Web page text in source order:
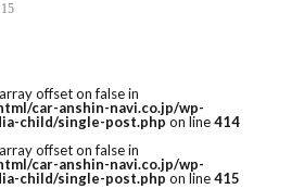
offset on false in
car-anshin-navi.co.jp/wp-
child/single-post.php on line414
offset on false in
car-anshin-navi.co.jp/wp-
child/single-post.php on line415